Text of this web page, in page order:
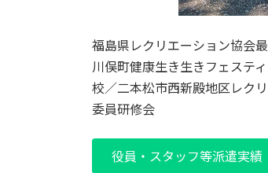
福島県レクリエーション協会
川俣町健康生き生きフェステ
校／二本松市西新殿地区レク
委員研修会
役員・スタッフ等派遣実績